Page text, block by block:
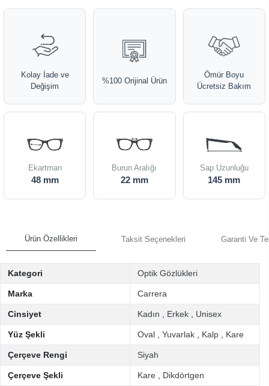
Kolay İade ve
Değişim
%100 Orijinal Ürün
Ömür Boyu
Ücretsiz Bakım
Ekartman
48 mm
Burun Aralığı
22 mm
Sap Uzunluğu
145 mm
Ürün Özellikleri Taksit Seçenekleri Garanti Ve
Kategori Optik Gözlükleri
Marka Carrera
Cinsiyet Kadın Erkek Unisex
Yüz Şekli Oval Yuvarlak Kalp Kare
Çerçeve Rengi Siyah
Çerçeve Şekli Kare Dikdörtgen